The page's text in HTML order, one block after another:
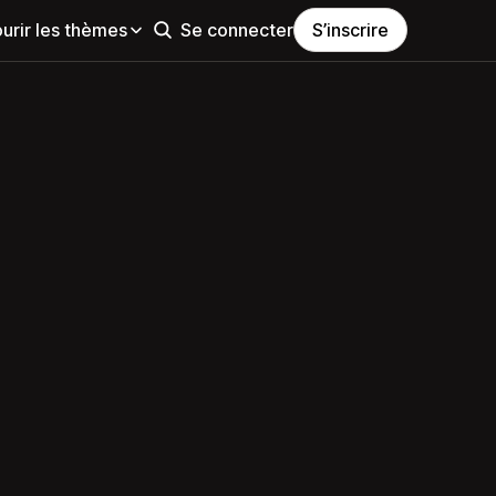
les thèmes Se connecter S’inscrire